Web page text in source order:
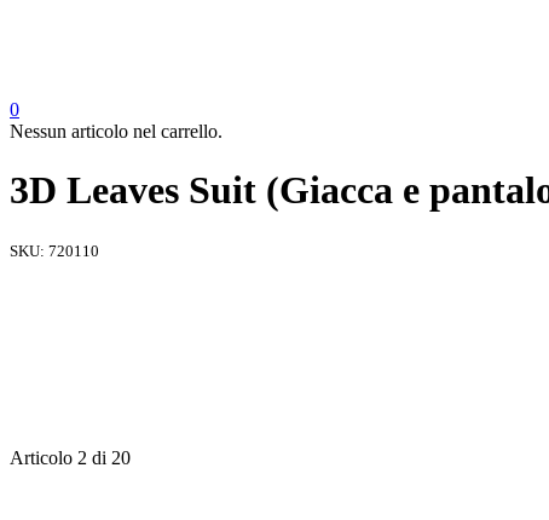
0
Nessun articolo nel carrello.
3D Leaves Suit (Giacca e
SKU: 720110
Articolo 2 di 20